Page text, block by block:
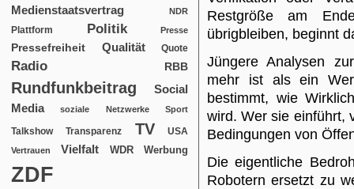
Medienstaatsvertrag NDR
Plattform Politik Presse
Pressefreiheit Qualität Quote
Radio RBB
Rundfunkbeitrag
Social
Media
soziale Netzwerke Sport
Talkshow Transparenz TV USA
Vertrauen Vielfalt WDR Werbung
ZDF
Restgröße am
übrigbleiben, beginnt
Jüngere Analysen
mehr ist als ein
bestimmt, wie
wird. Wer sie einführt,
Bedingungen von
Die eigentliche
Robotern ersetzt zu